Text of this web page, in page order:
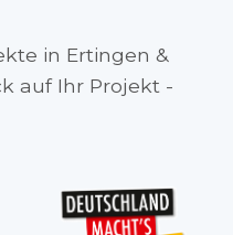
in Ertingen &
auf Ihr Projekt -